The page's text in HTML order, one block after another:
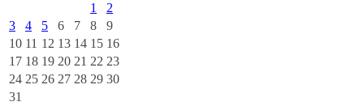
1
2
3
4 5 6 7 8
9
10 11 12 13 14 15 16
17 18 19 20 21 22 23
24 25 26 27 28 29 30
31